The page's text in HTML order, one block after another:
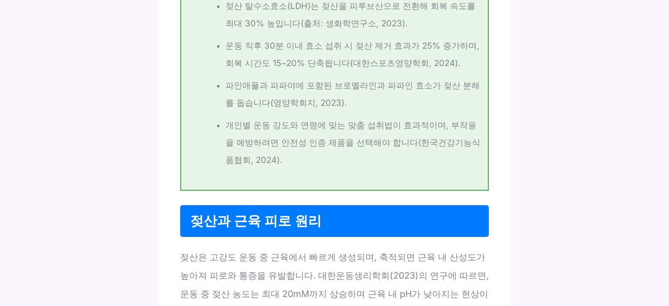
젖산 탈수소효소(LDH)는 젖산을 피루브산으로 전환해 회복 속도를
최대 30% 높입니다(출처: 생화학연구소, 2023).
운동 직후 30분 이내 효소 섭취 시 젖산 제거 효과가 25% 증가하며,
회복 시간도 15~20% 단축됩니다(대한스포츠영양학회, 2024).
파인애플과 파파야에 포함된 브로멜라인과 파파인 효소가 젖산 분해
를 돕습니다(영양학회지, 2023).
개인별 운동 강도와 연령에 맞는 맞춤 섭취법이 효과적이며, 부작용
을 예방하려면 안전성 인증 제품을 선택해야 합니다(한국건강기능식
품협회, 2024).
젖산과 근육 피로 원리
젖산은 고강도 운동 중 근육에서 빠르게 생성되며, 축적되면 근육 내 산성도가
높아져 피로와 통증을 유발합니다. 대한운동생리학회(2023)의 연구에 따르면,
운동 중 젖산 농도는 최대 20mM까지 상승하며 근육 내 pH가 낮아지는 현상이